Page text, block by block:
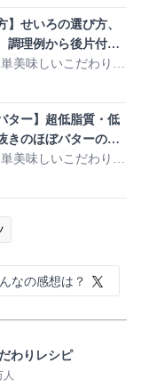
毒抜きレシピではあ
】せいろの選び方、
調理例から後片付け
めようかどうか考え
にもぴったり。
美味しいこだわりレ
ター】超低脂質・低
きのほぼバターの作
品無しでバターの食
した。四毒抜き・脂
ト・節約にも!! バ
美味しいこだわりレ
なの感想は？
わりレシピ